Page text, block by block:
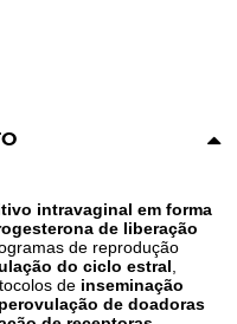
intravaginal em forma
de liberação
de reprodução
do ciclo estral,
de inseminação
de doadoras